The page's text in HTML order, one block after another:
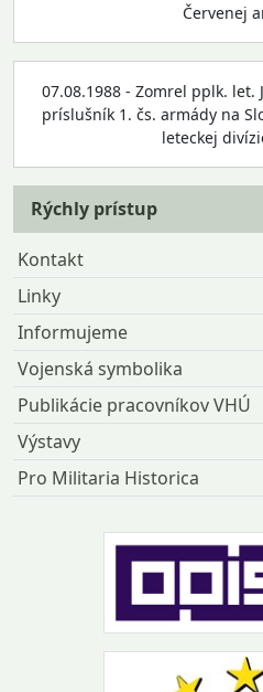
Červenej
07.08.1988 - Zomrel pplk. let.
príslušník 1. čs. armády na
leteckej
Rýchly prístup
Kontakt
Linky
Informujeme
Vojenská symbolika
Publikácie pracovníkov VHÚ
Výstavy
Pro Militaria Historica